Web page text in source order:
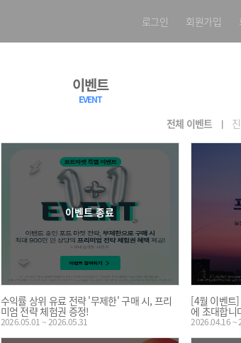
로그인 회원가입
이벤트
EVENT
전체 이벤트
이벤트 종료
수익률 상위 유료 전략 '무제한' 구매 시, 프리
미엄 전략 체험권 증정!
2026.05.01 ~ 2026.05.31
[4월 이벤트]
에 초대합니
2026.04.16 ~